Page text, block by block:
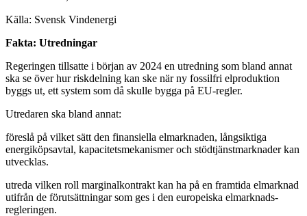
Källa: Svensk Vindenergi
Fakta: Utredningar
Regeringen tillsatte i början av 2024 en utredning som bland annat
ska se över hur riskdelning kan ske när ny fossilfri elproduktion
byggs ut, ett system som då skulle bygga på EU-regler.
Utredaren ska bland annat:
föreslå på vilket sätt den finansiella elmarknaden, långsiktiga
energiköpsavtal, kapacitetsmekanismer och stödtjänstmarknader kan
utvecklas.
utreda vilken roll marginalkontrakt kan ha på en framtida elmarknad
utifrån de förutsättningar som ges i den europeiska elmarknads­
regleringen.